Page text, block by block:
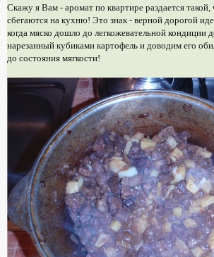
Скажу я Вам - аромат по квартире раздается такой,
сбегаются на кухню! Это знак - верной дорогой
когда мяско дошло до легкожевательной кондиции
нарезанный кубиками картофель и доводим его
до состояния мягкости!